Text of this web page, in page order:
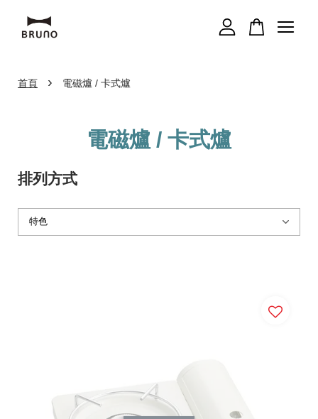
首頁 › 電磁爐 / 卡式爐
電磁爐 / 卡式爐
排列方式